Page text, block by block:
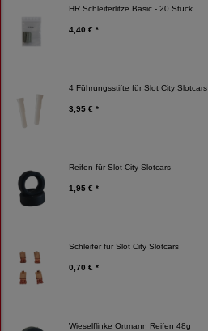
HR Schleiferlitze Basic - 20 Stück
4,40 € *
4 Führungsstifte für Slot City Slotcars
3,95 € *
Reifen für Slot City Slotcars
1,95 € *
Schleifer für Slot City Slotcars
0,70 € *
Wieselflinke Ortmann Reifen 48g